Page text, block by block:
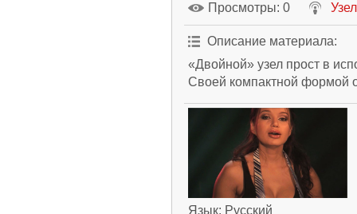
Просмотры: 0
Описание материала:
«Двойной» узел прост в
Своей компактной формой
Язык: Русский